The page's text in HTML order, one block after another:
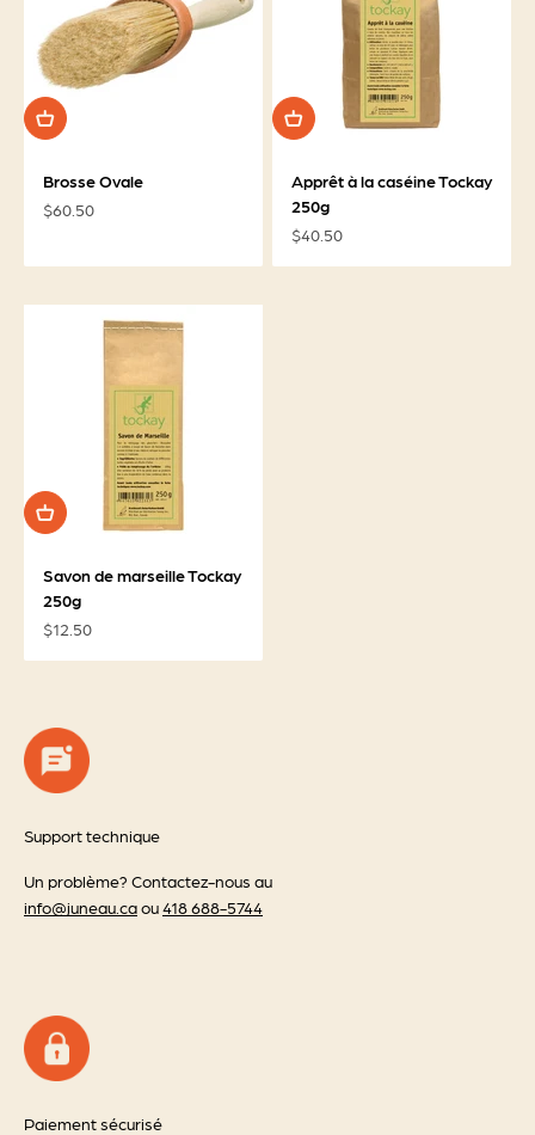
Brosse Ovale
Prix de vente
$60.50
Apprêt à la caséine Tockay
250g
Prix de vente
$40.50
Savon de marseille Tockay
250g
Prix de vente
$12.50
Support technique
Un problème? Contactez-nous au
info@juneau.caou418 688-5744
Paiement sécurisé